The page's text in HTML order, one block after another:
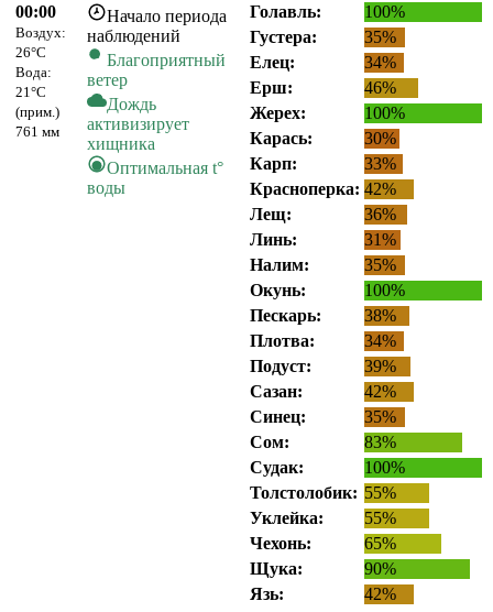
00:00
Воздух:
26°C
Вода:
21°C
(прим.)
761 мм
Начало периода
наблюдений
Благоприятный
ветер
Дождь
активизирует
хищника
Оптимальная t°
воды
Голавль:
100%
Густера:
35%
Елец:
34%
Ерш:
46%
Жерех:
100%
Карась:
30%
Карп:
33%
Красноперка: 42%
Лещ:
36%
Линь:
31%
Налим:
35%
Окунь:
100%
Пескарь:
38%
Плотва:
34%
Подуст:
39%
Сазан:
42%
Синец:
35%
Сом:
83%
Судак:
100%
Толстолобик: 55%
Уклейка:
55%
Чехонь:
65%
Щука:
90%
Язь:
42%